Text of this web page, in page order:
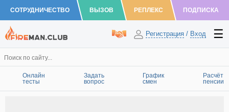
СОТРУДНИЧЕСТВО ВЫЗОВ РЕПЛЕКС ПОДПИСКА
Регистрация / Вход
Онлайн
тесты
Задать
вопрос
График
смен
Расчёт
пенсии